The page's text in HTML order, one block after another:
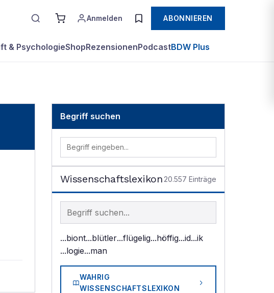
Anmelden ABONNIEREN
& PsychologieShopRezensionenPodcastBDW Plus
Begriff suchen
Wissenschaftslexikon 20.557 Einträge
Begriff im Lexikon suchen
...biont...blütler...flügelig...höffig...id...ik
...logie...man
WAHRIG
WISSENSCHAFTSLEXIKON